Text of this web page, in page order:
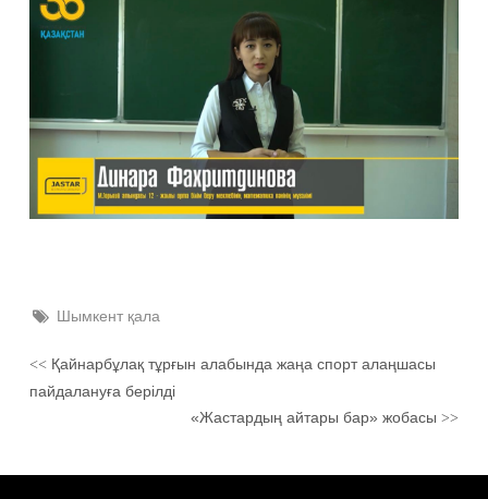
Шымкент қала
<<Қайнарбұлақ тұрғын алабында жаңа спорт алаңшасы
пайдалануға берілді
«Жастардың айтары бар» жобасы>>